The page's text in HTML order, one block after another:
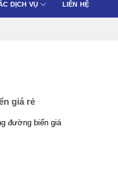
DỊCH VỤ LIÊN HỆ
giá rẻ
đường biển giá